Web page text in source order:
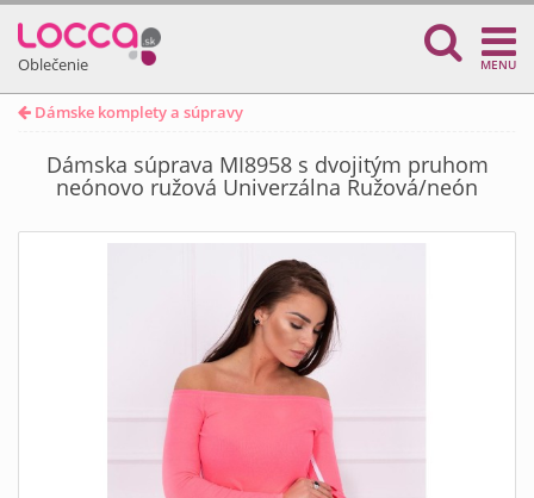
Oblečenie MENU
Dámske komplety a súpravy
Dámska súprava MI8958 s dvojitým pruhom
neónovo ružová Univerzálna Ružová/neón